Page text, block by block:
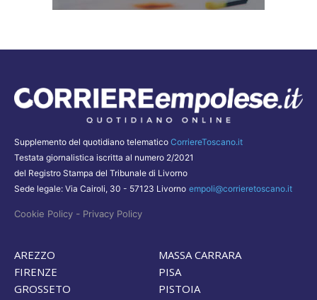
Supplemento del quotidiano telematico CorriereToscano.it
Testata giornalistica iscritta al numero 2/2021
del Registro Stampa del Tribunale di Livorno
Sede legale: Via Cairoli, 30 - 57123 Livorno empoli@corrieretoscano.it
Cookie Policy - Privacy Policy
AREZZO
FIRENZE
GROSSETO
MASSA CARRARA
PISA
PISTOIA